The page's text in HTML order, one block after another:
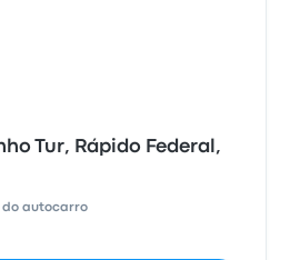
Tur, Rápido Federal,
do autocarro